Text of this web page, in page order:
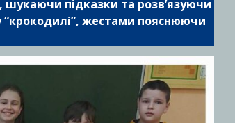
підказки та розв’язуючи
“крокодилі”, жестами пояснюючи